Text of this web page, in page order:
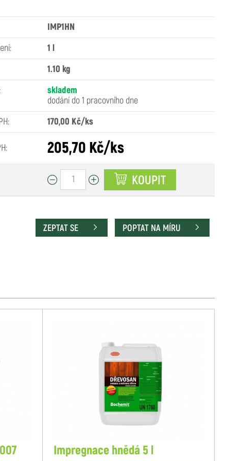
IMP1HN
1 l
1.10 kg
skladem
dodání do 1 pracovního dne
170,00 Kč/ks
205,70 Kč/ks
KOUPIT
ZEPTAT SE POPTAT NA MÍRU
Impregnace hnědá 5 l